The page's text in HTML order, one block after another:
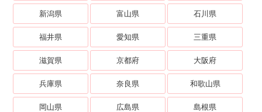
新潟県 富山県 石川県
福井県 愛知県 三重県
滋賀県 京都府 大阪府
兵庫県 奈良県 和歌山県
岡山県 広島県 島根県